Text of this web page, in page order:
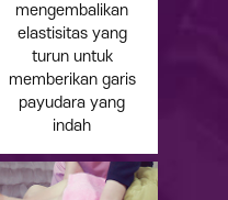
mengembalikan
elastisitas yang
turun untuk
memberikan garis
payudara yang
indah